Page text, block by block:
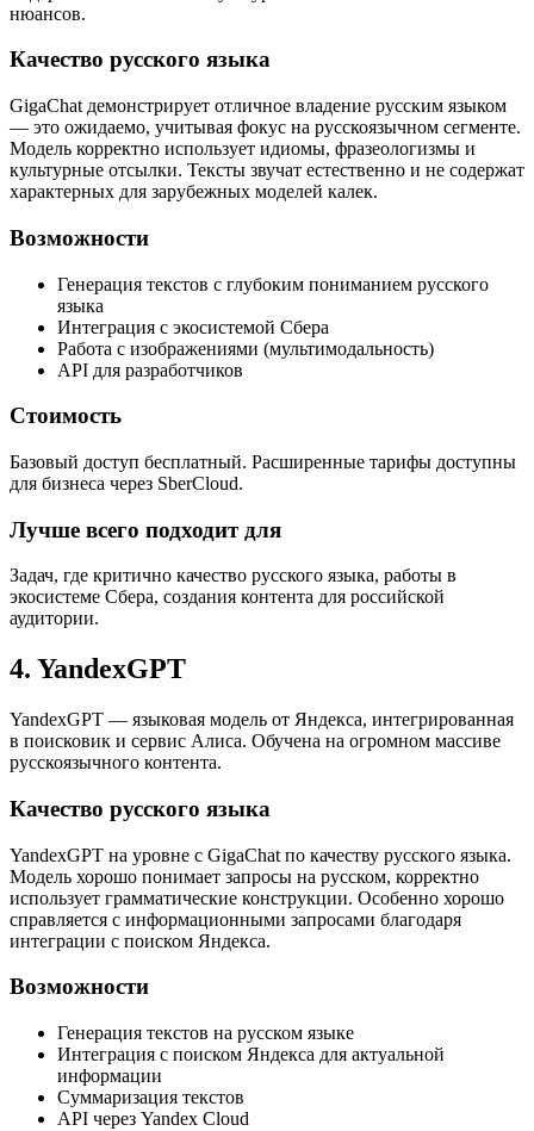
нюансов.
Качество русского языка
GigaChat демонстрирует отличное владение русским языком
— это ожидаемо, учитывая фокус на русскоязычном сегменте.
Модель корректно использует идиомы, фразеологизмы и
культурные отсылки. Тексты звучат естественно и не содержат
характерных для зарубежных моделей калек.
Возможности
Генерация текстов с глубоким пониманием русского
языка
Интеграция с экосистемой Сбера
Работа с изображениями (мультимодальность)
API для разработчиков
Стоимость
Базовый доступ бесплатный. Расширенные тарифы доступны
для бизнеса через SberCloud.
Лучше всего подходит для
Задач, где критично качество русского языка, работы в
экосистеме Сбера, создания контента для российской
аудитории.
4. YandexGPT
YandexGPT — языковая модель от Яндекса, интегрированная
в поисковик и сервис Алиса. Обучена на огромном массиве
русскоязычного контента.
Качество русского языка
YandexGPT на уровне с GigaChat по качеству русского языка.
Модель хорошо понимает запросы на русском, корректно
использует грамматические конструкции. Особенно хорошо
справляется с информационными запросами благодаря
интеграции с поиском Яндекса.
Возможности
Генерация текстов на русском языке
Интеграция с поиском Яндекса для актуальной
информации
Суммаризация текстов
API через Yandex Cloud